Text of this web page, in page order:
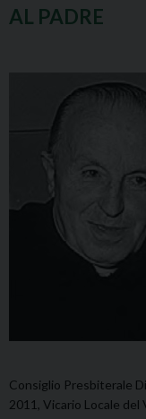
AL PADRE
Consiglio Presbiterale
2011, Vicario Locale del